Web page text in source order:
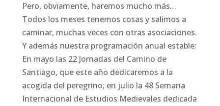
Pero, obviamente, haremos mucho más…
Todos los meses tenemos cosas y salimos a
caminar, muchas veces con otras asociaciones.
Y además nuestra programación anual estable:
En mayo las 22 Jornadas del Camino de
Santiago, que este año dedicaremos a la
acogida del peregrino; en julio la 48 Semana
Internacional de Estudios Medievales dedicada